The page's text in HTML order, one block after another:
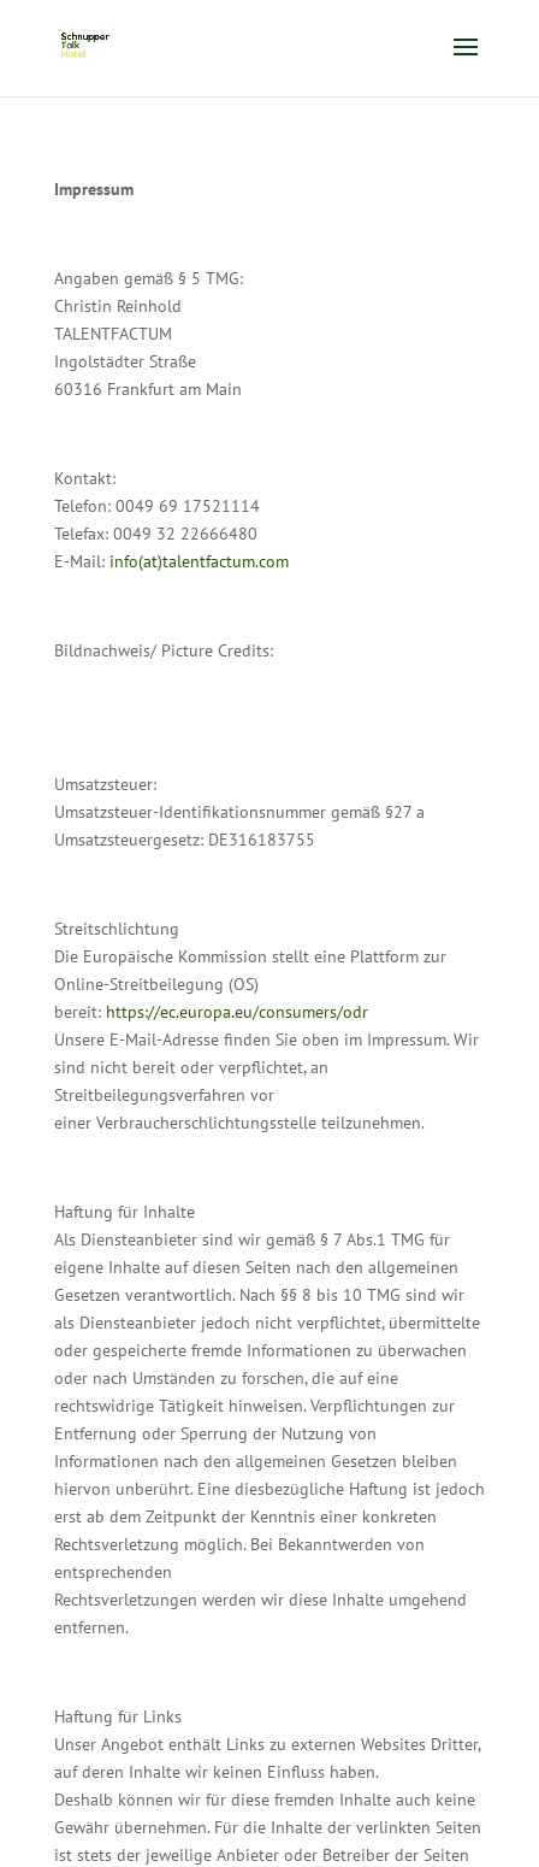
Impressum
Angaben gemäß § 5 TMG:
Christin Reinhold
TALENTFACTUM
Ingolstädter Straße
60316 Frankfurt am Main
Kontakt:
Telefon: 0049 69 17521114
Telefax: 0049 32 22666480
E-Mail: info(at)talentfactum.com
Bildnachweis/ Picture Credits:
Umsatzsteuer:
Umsatzsteuer-Identifikationsnummer gemäß §27 a
Umsatzsteuergesetz: DE316183755
Streitschlichtung
Die Europäische Kommission stellt eine Plattform zur
Online-Streitbeilegung (OS)
bereit: https://ec.europa.eu/consumers/odr
Unsere E-Mail-Adresse finden Sie oben im Impressum. Wir
sind nicht bereit oder verpflichtet, an
Streitbeilegungsverfahren vor
einer Verbraucherschlichtungsstelle teilzunehmen.
Haftung für Inhalte
Als Diensteanbieter sind wir gemäß § 7 Abs.1 TMG für
eigene Inhalte auf diesen Seiten nach den allgemeinen
Gesetzen verantwortlich. Nach §§ 8 bis 10 TMG sind wir
als Diensteanbieter jedoch nicht verpflichtet, übermittelte
oder gespeicherte fremde Informationen zu überwachen
oder nach Umständen zu forschen, die auf eine
rechtswidrige Tätigkeit hinweisen. Verpflichtungen zur
Entfernung oder Sperrung der Nutzung von
Informationen nach den allgemeinen Gesetzen bleiben
hiervon unberührt. Eine diesbezügliche Haftung ist jedoch
erst ab dem Zeitpunkt der Kenntnis einer konkreten
Rechtsverletzung möglich. Bei Bekanntwerden von
entsprechenden
Rechtsverletzungen werden wir diese Inhalte umgehend
entfernen.
Haftung für Links
Unser Angebot enthält Links zu externen Websites Dritter,
auf deren Inhalte wir keinen Einfluss haben.
Deshalb können wir für diese fremden Inhalte auch keine
Gewähr übernehmen. Für die Inhalte der verlinkten Seiten
ist stets der jeweilige Anbieter oder Betreiber der Seiten